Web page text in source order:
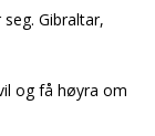
Gibraltar,
og få høyra om